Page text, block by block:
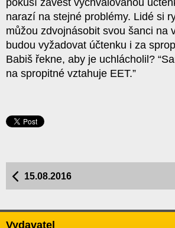
pokusí zavést vychvalovanou
narazí na stejné problémy. Lidé si
můžou zdvojnásobit svou šanci na
budou vyžadovat účtenku i za
Babiš řekne, aby je uchlácholil?
na spropitné vztahuje EET.”
15.08.2016
Vydavatel